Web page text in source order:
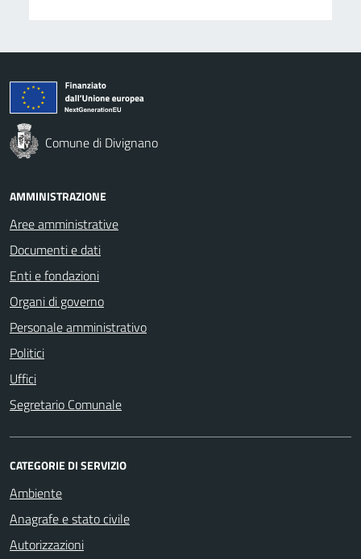
Comune di Divignano
AMMINISTRAZIONE
Aree amministrative
Documenti e dati
Enti e fondazioni
Organi di governo
Personale amministrativo
Politici
Uffici
Segretario Comunale
CATEGORIE DI SERVIZIO
Ambiente
Anagrafe e stato civile
Autorizzazioni